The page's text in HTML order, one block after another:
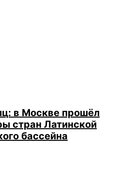
в Москве прошёл
стран Латинской
бассейна